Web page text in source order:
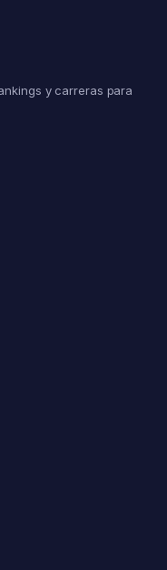
y carreras para